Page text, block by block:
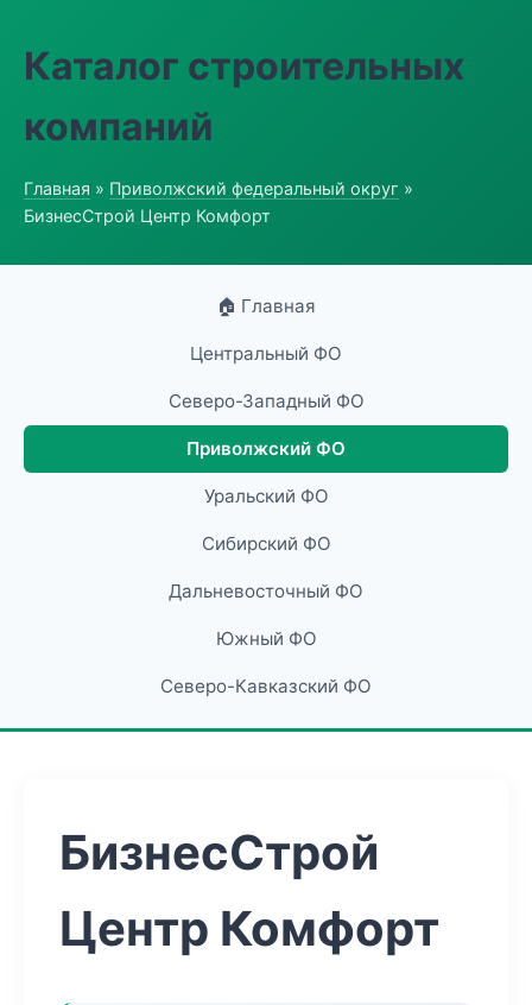
Каталог строительных
компаний
Главная » Приволжский федеральный округ »
БизнесСтрой Центр Комфорт
🏠 Главная
Центральный ФО
Северо-Западный ФО
Приволжский ФО
Уральский ФО
Сибирский ФО
Дальневосточный ФО
Южный ФО
Северо-Кавказский ФО
БизнесСтрой
Центр Комфорт